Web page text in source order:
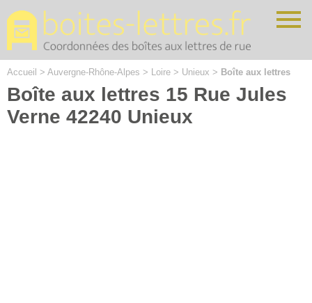
Accueil > Auvergne-Rhône-Alpes > Loire > Unieux > Boîte aux lettres
Boîte aux lettres 15 Rue Jules
Verne 42240 Unieux